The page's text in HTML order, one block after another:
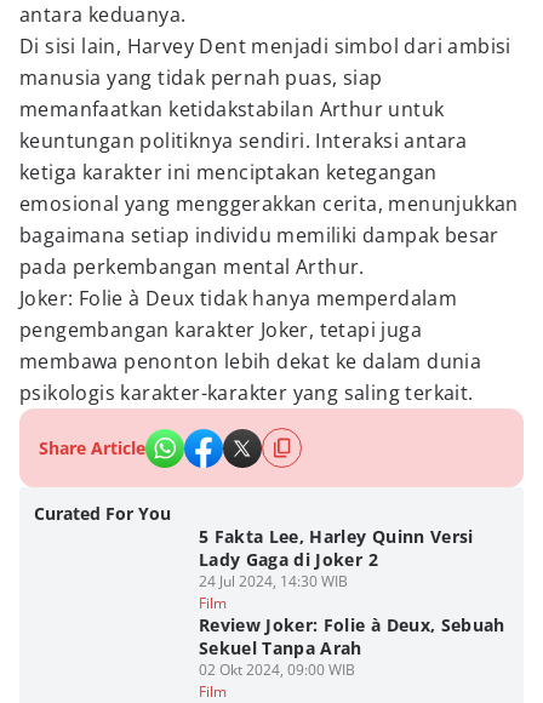
antara keduanya.
Di sisi lain, Harvey Dent menjadi simbol dari ambisi
manusia yang tidak pernah puas, siap
memanfaatkan ketidakstabilan Arthur untuk
keuntungan politiknya sendiri. Interaksi antara
ketiga karakter ini menciptakan ketegangan
emosional yang menggerakkan cerita, menunjukkan
bagaimana setiap individu memiliki dampak besar
pada perkembangan mental Arthur.
Joker: Folie à Deux tidak hanya memperdalam
pengembangan karakter Joker, tetapi juga
membawa penonton lebih dekat ke dalam dunia
psikologis karakter-karakter yang saling terkait.
Share Article
Curated For You
5 Fakta Lee, Harley Quinn Versi
Lady Gaga di Joker 2
24 Jul 2024, 14:30 WIB
Film
Review Joker: Folie à Deux, Sebuah
Sekuel Tanpa Arah
02 Okt 2024, 09:00 WIB
Film